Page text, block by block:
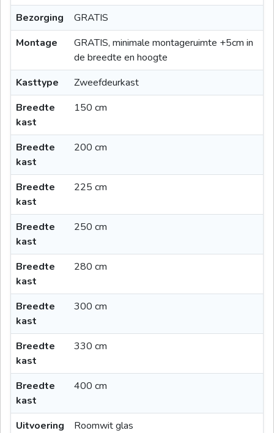
Bezorging
GRATIS
Montage
GRATIS, minimale montageruimte +5cm in
de breedte en hoogte
Kasttype
Zweefdeurkast
Breedte
kast
150 cm
Breedte
kast
200 cm
Breedte
kast
225 cm
Breedte
kast
250 cm
Breedte
kast
280 cm
Breedte
kast
300 cm
Breedte
kast
330 cm
Breedte
kast
400 cm
Uitvoering
Roomwit glas